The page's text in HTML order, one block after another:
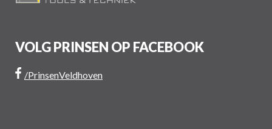
VOLG PRINSEN OP FACEBOOK
/PrinsenVeldhoven